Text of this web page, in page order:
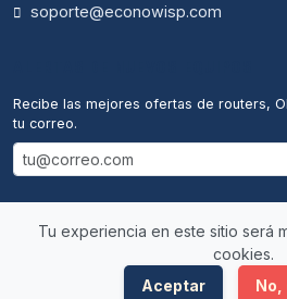
Tu experiencia en este sitio será
cookies.
Aceptar
No,
soporte@econowisp.com
Recibe las mejores ofertas de routers,
tu correo.
© 2026 econowisp. Todos los derechos
MeloMultiservices